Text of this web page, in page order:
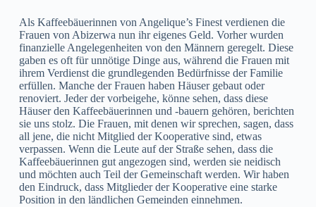
Als Kaffeebäuerinnen von Angelique’s Finest verdienen die
Frauen von Abizerwa nun ihr eigenes Geld. Vorher wurden
finanzielle Angelegenheiten von den Männern geregelt. Diese
gaben es oft für unnötige Dinge aus, während die Frauen mit
ihrem Verdienst die grundlegenden Bedürfnisse der Familie
erfüllen. Manche der Frauen haben Häuser gebaut oder
renoviert. Jeder der vorbeigehe, könne sehen, dass diese
Häuser den Kaffeebäuerinnen und -bauern gehören, berichten
sie uns stolz. Die Frauen, mit denen wir sprechen, sagen, dass
all jene, die nicht Mitglied der Kooperative sind, etwas
verpassen. Wenn die Leute auf der Straße sehen, dass die
Kaffeebäuerinnen gut angezogen sind, werden sie neidisch
und möchten auch Teil der Gemeinschaft werden. Wir haben
den Eindruck, dass Mitglieder der Kooperative eine starke
Position in den ländlichen Gemeinden einnehmen.